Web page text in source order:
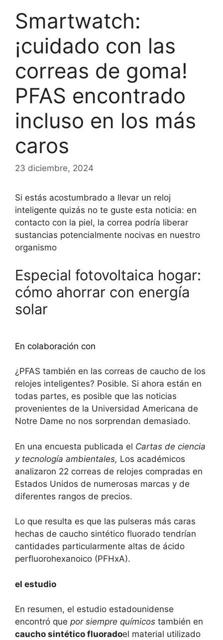
Smartwatch:
¡cuidado con las
correas de goma!
PFAS encontrado
incluso en los más
caros
23 diciembre, 2024
Si estás acostumbrado a llevar un reloj
inteligente quizás no te guste esta noticia: en
contacto con la piel, la correa podría liberar
sustancias potencialmente nocivas en nuestro
organismo
Especial fotovoltaica hogar:
cómo ahorrar con energía
solar
En colaboración con
¿PFAS también en las correas de caucho de los
relojes inteligentes? Posible. Si ahora están en
todas partes, es posible que las noticias
provenientes de la Universidad Americana de
Notre Dame no nos sorprendan demasiado.
En una encuesta publicada el Cartas de ciencia
y tecnología ambientales, Los académicos
analizaron 22 correas de relojes compradas en
Estados Unidos de numerosas marcas y de
diferentes rangos de precios.
Lo que resulta es que las pulseras más caras
hechas de caucho sintético fluorado tendrían
cantidades particularmente altas de ácido
perfluorohexanoico (PFHxA).
el estudio
En resumen, el estudio estadounidense
encontró que por siempre químicos también en
caucho sintético fluoradoel material utilizado